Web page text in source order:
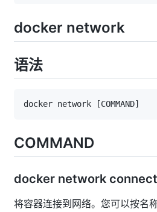
docker network
语法
COMMAND
docker network connect
将容器连接到网络。您可以按名